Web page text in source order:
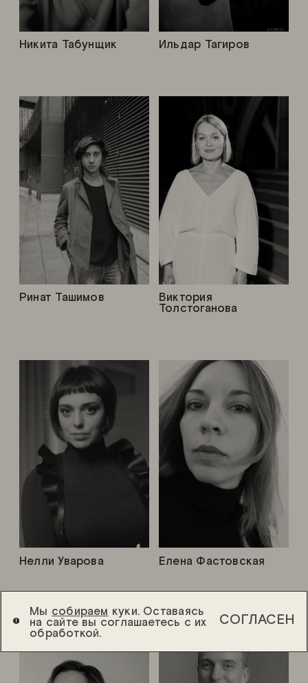
Виктория
Толстоганова
Нелли Уварова
Ринат Ташимов
Ильдар Тагиров
Елена Фастовская
Никита Табунщик
Мы собираем куки. Оставаясь
на сайте вы соглашаетесь с их
обработкой.
СОГЛАСЕН